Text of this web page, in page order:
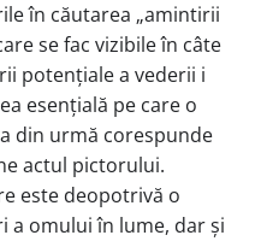
în căutarea „amintirii
se fac vizibile în câte
potențiale a vederii i
esențială pe care o
din urmă corespunde
actul pictorului.
este deopotrivă o
a omului în lume, dar și